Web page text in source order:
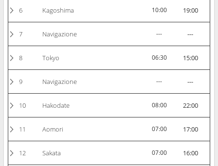
6 Kagoshima 10:00 19:00
7 Navigazione --- ---
8 Tokyo 06:30 15:00
9 Navigazione --- ---
10 Hakodate 08:00 22:00
11 Aomori 07:00 17:00
12 Sakata 07:00 16:00